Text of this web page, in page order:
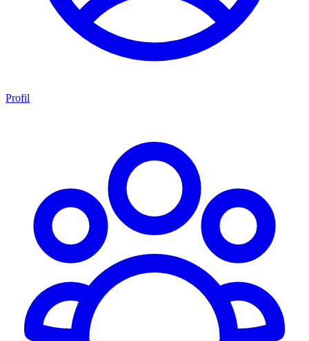
Profil